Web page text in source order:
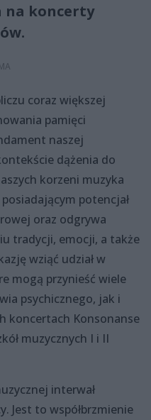
na koncerty
coraz większej
pamięci
naszej
dążenia do
korzeni muzyka
potencjał
oraz odgrywa
tradycji, emocji, a także
wziąć udział w
mogą przynieść wiele
psychicznego, jak i
koncertach Konsonanse
muzycznych I i II
interwał
Jest to współbrzmienie